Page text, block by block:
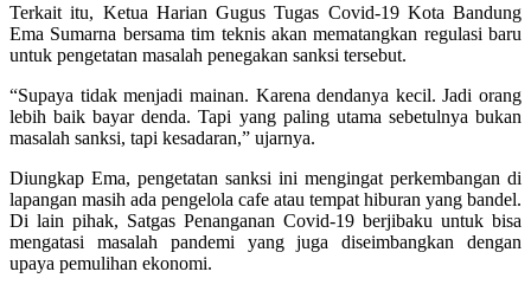
Terkait itu, Ketua Harian Gugus Tugas Covid-19 Kota Bandung
Ema Sumarna bersama tim teknis akan mematangkan regulasi baru
untuk pengetatan masalah penegakan sanksi tersebut.
“Supaya tidak menjadi mainan. Karena dendanya kecil. Jadi orang
lebih baik bayar denda. Tapi yang paling utama sebetulnya bukan
masalah sanksi, tapi kesadaran,” ujarnya.
Diungkap Ema, pengetatan sanksi ini mengingat perkembangan di
lapangan masih ada pengelola cafe atau tempat hiburan yang bandel.
Di lain pihak, Satgas Penanganan Covid-19 berjibaku untuk bisa
mengatasi masalah pandemi yang juga diseimbangkan dengan
upaya pemulihan ekonomi.